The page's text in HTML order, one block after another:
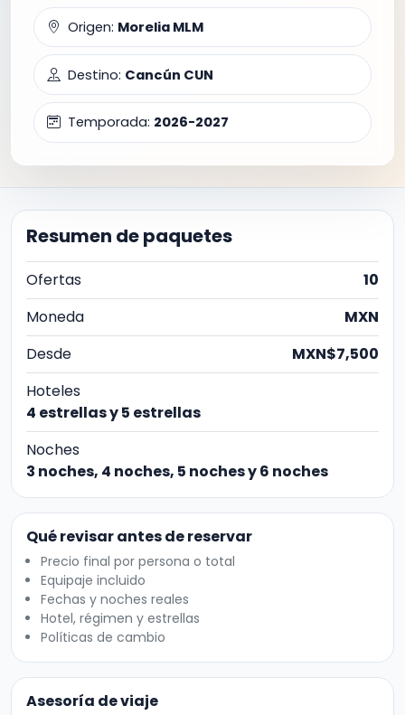
Origen: Morelia MLM
Destino: Cancún CUN
Temporada: 2026-2027
Resumen de paquetes
Ofertas
10
Moneda
MXN
Desde
MXN$7,500
Hoteles
4 estrellas y 5 estrellas
Noches
3 noches, 4 noches, 5 noches y 6 noches
Qué revisar antes de reservar
Precio final por persona o total
Equipaje incluido
Fechas y noches reales
Hotel, régimen y estrellas
Políticas de cambio
Asesoría de viaje